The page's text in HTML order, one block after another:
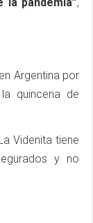
Argentina por
quincena de
Videnita tiene
y no